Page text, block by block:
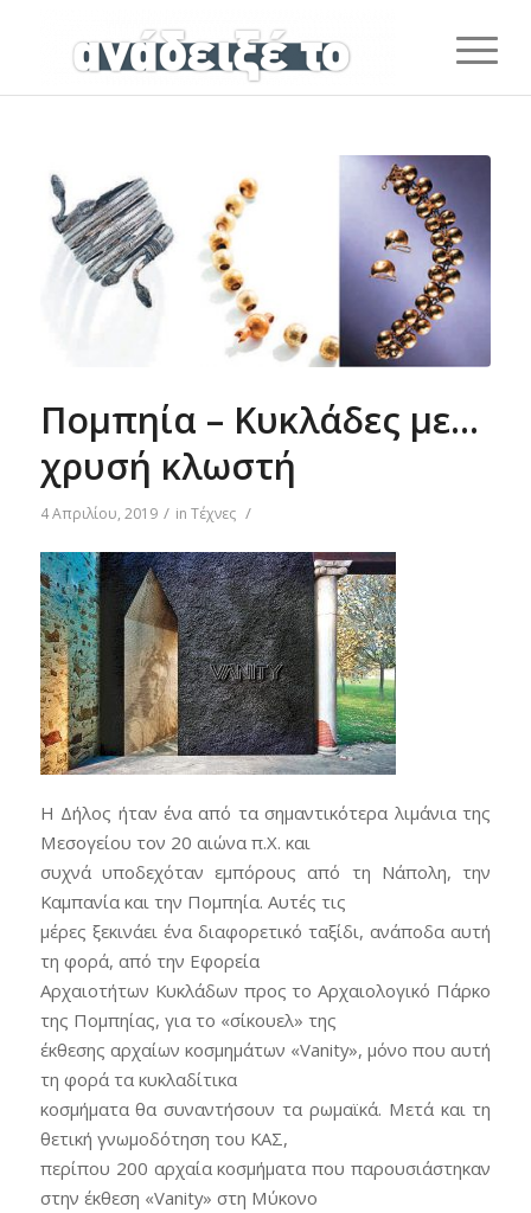
Πομπηία – Κυκλάδες με…
χρυσή κλωστή
4 Απριλίου, 2019 / in Τέχνες /
Η Δήλος ήταν ένα από τα σημαντικότερα λιμάνια της
Μεσογείου τον 20 αιώνα π.Χ. και
συχνά υποδεχόταν εμπόρους από τη Νάπολη, την
Καμπανία και την Πομπηία. Αυτές τις
μέρες ξεκινάει ένα διαφορετικό ταξίδι, ανάποδα αυτή
τη φορά, από την Εφορεία
Αρχαιοτήτων Κυκλάδων προς το Αρχαιολογικό Πάρκο
της Πομπηίας, για το «σίκουελ» της
έκθεσης αρχαίων κοσμημάτων «Vanity», μόνο που αυτή
τη φορά τα κυκλαδίτικα
κοσμήματα θα συναντήσουν τα ρωμαϊκά. Μετά και τη
θετική γνωμοδότηση του ΚΑΣ,
περίπου 200 αρχαία κοσμήματα που παρουσιάστηκαν
στην έκθεση «Vanity» στη Μύκονο